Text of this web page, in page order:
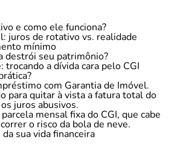
e como ele funciona?
juros de rotativo vs. realidade
mínimo
destrói seu patrimônio?
a dívida cara pelo CGI
com Garantia de Imóvel.
para quitar à vista a fatura total do
juros abusivos.
mensal fixa do CGI, que cabe
o risco da bola de neve.
sua vida financeira